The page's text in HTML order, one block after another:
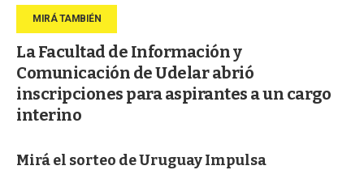
La Facultad de Información y
Comunicación de Udelar abrió
inscripciones para aspirantes a un cargo
interino
Mirá el sorteo de Uruguay Impulsa